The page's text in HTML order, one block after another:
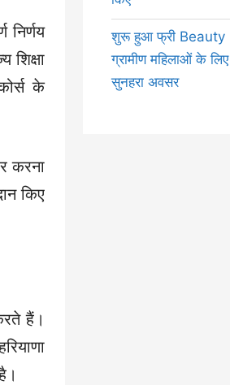
निर्णय
शिक्षा
के
करना
किए
हैं।
शुरू हुआ फ्री Beauty
ग्रामीण महिलाओं के
सुनहरा अवसर